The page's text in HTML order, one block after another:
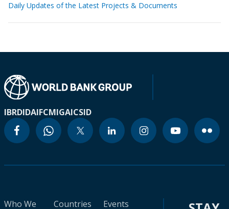
Daily Updates of the Latest Projects & Documents
IBRDIDAIFCMIGAICSID
Who We
Countries
Events